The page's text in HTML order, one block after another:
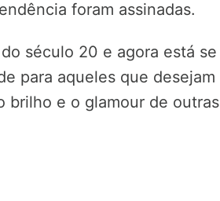
foram assinadas.
século 20 e agora está se
para aqueles que desejam
brilho e o glamour de outras